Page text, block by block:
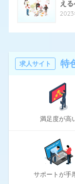
ほいく畑
マスメディアン
リアルミーキャ
リクナビNEXT
リクルートエー
リクルートダイ
ロバート・ウォ
ワークポート
え
2023
求人サイト 特
満足度が高
サポートが手